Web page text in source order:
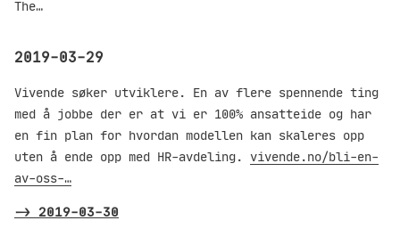
The…
2019-03-29
Vivende søker utviklere. En av flere spennende ting
med å jobbe der er at vi er 100% ansatteide og har
en fin plan for hvordan modellen kan skaleres opp
uten å ende opp med HR-avdeling. vivende.no/bli-en-
av-oss-…
-> 2019-03-30